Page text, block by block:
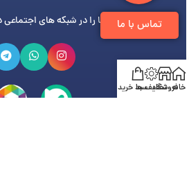
تماس با ما ما را در شبکه های اجتماعی
خانهفروشگاه
تخفیف هاسبد خرید